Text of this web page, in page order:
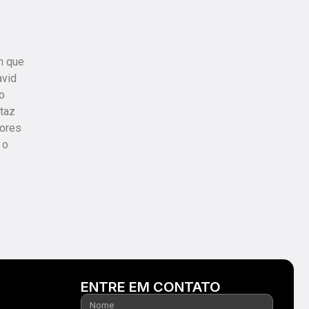
que
ENTRE EM CONTATO